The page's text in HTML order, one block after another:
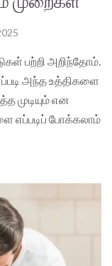
பற்றி அறிந்தோம்.
அந்த உத்திகளை
முடியும் என
எப்படிப் போக்கலாம்